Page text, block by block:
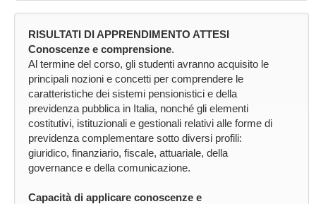
RISULTATI DI APPRENDIMENTO ATTESI
Conoscenze e comprensione.
Al termine del corso, gli studenti avranno acquisito le
principali nozioni e concetti per comprendere le
caratteristiche dei sistemi pensionistici e della
previdenza pubblica in Italia, nonché gli elementi
costitutivi, istituzionali e gestionali relativi alle forme di
previdenza complementare sotto diversi profili:
giuridico, finanziario, fiscale, attuariale, della
governance e della comunicazione.
Capacità di applicare conoscenze e